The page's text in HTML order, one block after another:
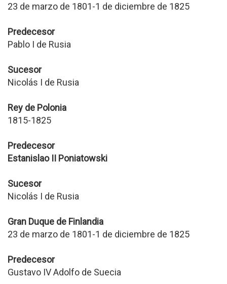
23 de marzo de 1801-1 de diciembre de 1825
Predecesor
Pablo I de Rusia
Sucesor
Nicolás I de Rusia
Rey de Polonia
1815-1825
Predecesor
Estanislao II Poniatowski
Sucesor
Nicolás I de Rusia
Gran Duque de Finlandia
23 de marzo de 1801-1 de diciembre de 1825
Predecesor
Gustavo IV Adolfo de Suecia